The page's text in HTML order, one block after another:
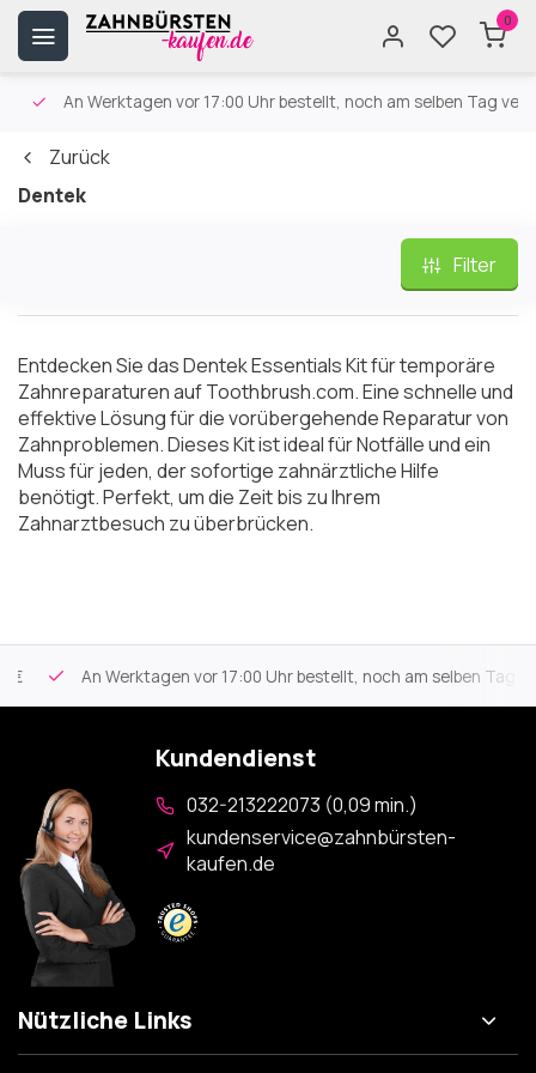
0
An Werktagen vor 17:00 Uhr bestellt, noch am selben Tag
Zurück
Dentek
Filter
Entdecken Sie das Dentek Essentials Kit für temporäre
Zahnreparaturen auf Toothbrush.com. Eine schnelle und
effektive Lösung für die vorübergehende Reparatur von
Zahnproblemen. Dieses Kit ist ideal für Notfälle und ein
Muss für jeden, der sofortige zahnärztliche Hilfe
benötigt. Perfekt, um die Zeit bis zu Ihrem
Zahnarztbesuch zu überbrücken.
An Werktagen vor 17:00 Uhr bestellt, noch am selben Tag
Kundendienst
032-213222073 (0,09 min.)
kundenservice@zahnbürsten-
kaufen.de
Nützliche Links